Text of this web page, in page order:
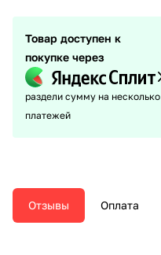
Товар доступен к
покупке через
раздели сумму на несколько
платежей
Отзывы Оплата